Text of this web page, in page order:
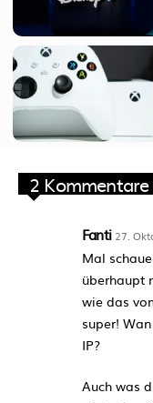
2 Kommentare
Fanti 27.
Mal
überhaupt
wie das
super!
IP?
Auch was